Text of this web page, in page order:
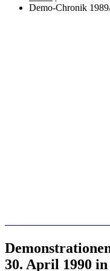
Demo-Chronik
30. April 1990